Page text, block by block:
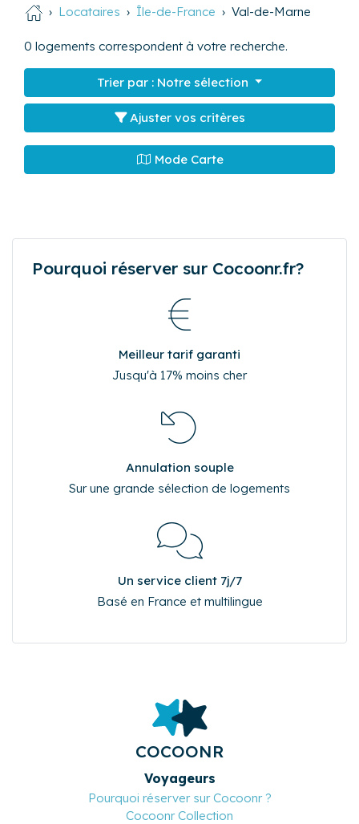
Locataires Île-de-France Val-de-Marne
0 logements correspondent à votre recherche.
Trier par : Notre sélection
Ajuster vos critères
Mode Carte
Pourquoi réserver sur Cocoonr.fr?
Meilleur tarif garanti
Jusqu'à 17% moins cher
Annulation souple
Sur une grande sélection de logements
Un service client 7j/7
Basé en France et multilingue
COCOONR
Voyageurs
Pourquoi réserver sur Cocoonr ?
Cocoonr Collection